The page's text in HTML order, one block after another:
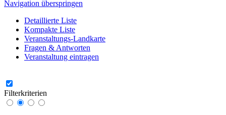
Navigation überspringen
Detaillierte Liste
Kompakte Liste
Veranstaltungs-Landkarte
Fragen & Antworten
Veranstaltung eintragen
Filterkriterien